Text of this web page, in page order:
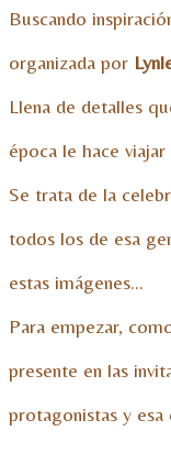
Buscando
organizada por
Llena de detalles
época le hace
Se trata de la
todos los de esa
estas imágenes…
Para empezar,
presente en las
protagonistas y